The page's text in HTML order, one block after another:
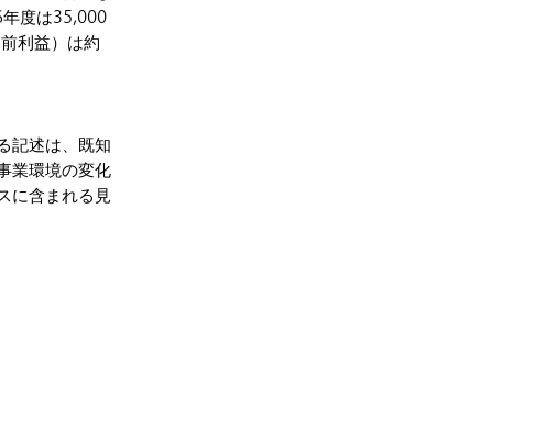
度は35,000
利益）は約
記述は、既知
業環境の変化
に含まれる見